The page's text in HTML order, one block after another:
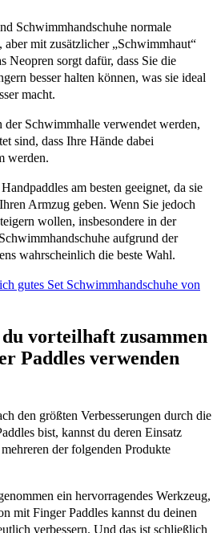
Schwimmhandschuhe normale
aber mit zusätzlicher „Schwimmhaut“
Neopren sorgt dafür, dass Sie die
besser halten können, was sie ideal
macht.
der Schwimmhalle verwendet werden,
sind, dass Ihre Hände dabei
werden.
am besten geeignet, da sie
Armzug geben. Wenn Sie jedoch
wollen, insbesondere in der
aufgrund der
wahrscheinlich die beste Wahl.
gutes Set Schwimmhandschuhe von
vorteilhaft zusammen
Paddles verwenden
den größten Verbesserungen durch die
bist, kannst du deren Einsatz
der folgenden Produkte
ein hervorragendes Werkzeug,
mit Finger Paddles kannst du deinen
verbessern. Und das ist schließlich